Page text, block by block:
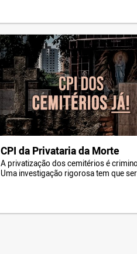
CPI da Privataria da Morte
A privatização dos cemitérios é
Uma investigação rigorosa tem que